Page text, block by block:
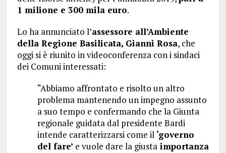
1 milione e 300 mila euro.
Lo ha annunciato l’assessore all’Ambiente
della Regione Basilicata, Gianni Rosa, che
oggi si è riunito in videoconferenza con i sindaci
dei Comuni interessati:
“Abbiamo affrontato e risolto un altro
problema mantenendo un impegno assunto
a suo tempo e confermando che la Giunta
regionale guidata dal presidente Bardi
intende caratterizzarsi come il ‘governo
del fare’ e vuole dare la giustaimportanza